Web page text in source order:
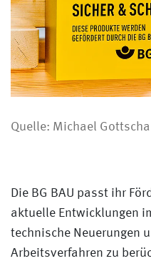
Quelle: Michael
Die BG BAU passt ihr
aktuelle Entwicklungen
technische Neuerungen
Arbeitsverfahren zu